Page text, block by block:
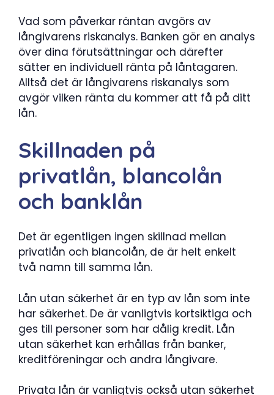
Vad som påverkar räntan avgörs av
långivarens riskanalys. Banken gör en analys
över dina förutsättningar och därefter
sätter en individuell ränta på låntagaren.
Alltså det är långivarens riskanalys som
avgör vilken ränta du kommer att få på ditt
lån.
Skillnaden på
privatlån, blancolån
och banklån
Det är egentligen ingen skillnad mellan
privatlån och blancolån, de är helt enkelt
två namn till samma lån.
Lån utan säkerhet är en typ av lån som inte
har säkerhet. De är vanligtvis kortsiktiga och
ges till personer som har dålig kredit. Lån
utan säkerhet kan erhållas från banker,
kreditföreningar och andra långivare.
Privata lån är vanligtvis också utan säkerhet